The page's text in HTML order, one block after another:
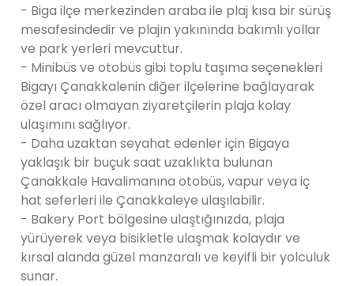
- Biga ilçe merkezinden araba ile plaj kısa bir sürüş
mesafesindedir ve plajın yakınında bakımlı yollar
ve park yerleri mevcuttur.
- Minibüs ve otobüs gibi toplu taşıma seçenekleri
Bigayı Çanakkalenin diğer ilçelerine bağlayarak
özel aracı olmayan ziyaretçilerin plaja kolay
ulaşımını sağlıyor.
- Daha uzaktan seyahat edenler için Bigaya
yaklaşık bir buçuk saat uzaklıkta bulunan
Çanakkale Havalimanına otobüs, vapur veya iç
hat seferleri ile Çanakkaleye ulaşılabilir.
- Bakery Port bölgesine ulaştığınızda, plaja
yürüyerek veya bisikletle ulaşmak kolaydır ve
kırsal alanda güzel manzaralı ve keyifli bir yolculuk
sunar.